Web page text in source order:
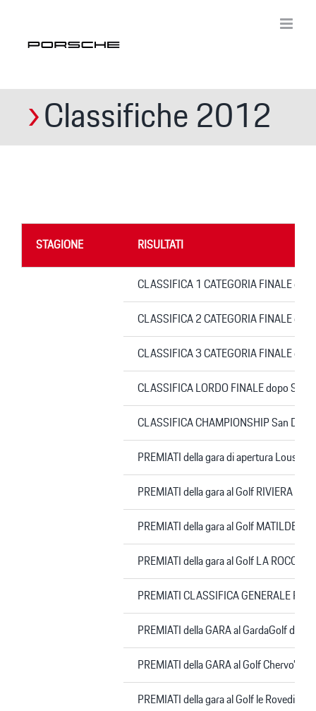
content
Classifiche 2012
STAGIONE RISULTATI
CLASSIFICA 1 CATEGORIA FINALE
CLASSIFICA 2 CATEGORIA FINALE
CLASSIFICA 3 CATEGORIA FINALE
CLASSIFICA LORDO FINALE dopo
CLASSIFICA CHAMPIONSHIP San
PREMIATI della gara di apertura
PREMIATI della gara al Golf RIVIERA
PREMIATI della gara al Golf MATILDE
PREMIATI della gara al Golf LA
PREMIATI CLASSIFICA GENERALE
PREMIATI della GARA al GardaGolf del
PREMIATI della GARA al Golf
PREMIATI della gara al Golf le